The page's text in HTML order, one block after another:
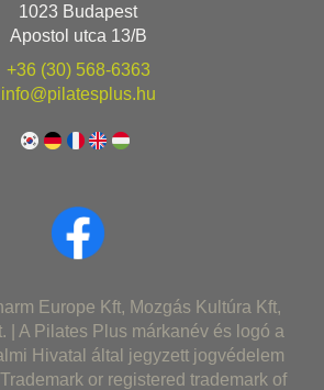
1023 Budapest
Apostol utca 13/B
+36 (30) 568-6363
info@pilatesplus.hu
Europe Kft, Mozgás Kultúra Kft,
| A Pilates Plus márkanév és logó a
Hivatal által jegyzett jogvédelem
or registered trademark of